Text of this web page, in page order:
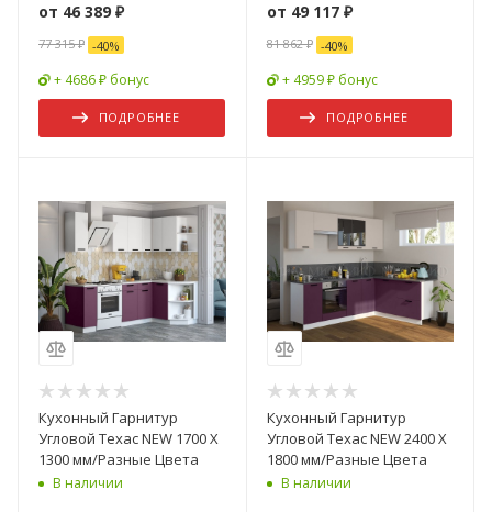
от 46 389 ₽
77 315 ₽ -40%
+ 4686 ₽ бонус
ПОДРОБНЕЕ
от 49 117 ₽
81 862 ₽ -40%
+ 4959 ₽ бонус
ПОДРОБНЕЕ
Кухонный Гарнитур
Угловой Техас NEW 1700 Х
1300 мм/Разные Цвета
В наличии
Кухонный Гарнитур
Угловой Техас NEW 2400 Х
1800 мм/Разные Цвета
В наличии